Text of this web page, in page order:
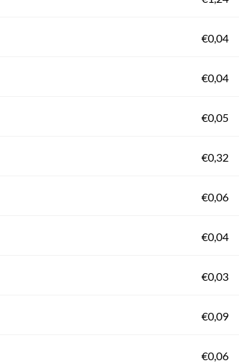
€0,04
€0,04
€0,05
€0,32
€0,06
€0,04
€0,03
€0,09
€0,06